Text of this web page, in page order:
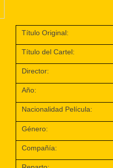
Título Original:
Título del Cartel:
Director:
Año:
Nacionalidad Película:
Género:
Compañía: